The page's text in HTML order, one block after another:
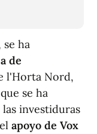
ha
de
l'Horta Nord,
se ha
investiduras
apoyo de Vox